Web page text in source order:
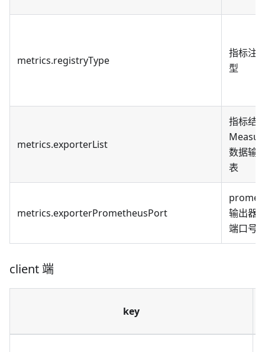
metrics.registryType
指标注
型
metrics.exporterList
指标结
数据输
表
metrics.exporterPrometheusPort
输出器
端口号
client 端
key